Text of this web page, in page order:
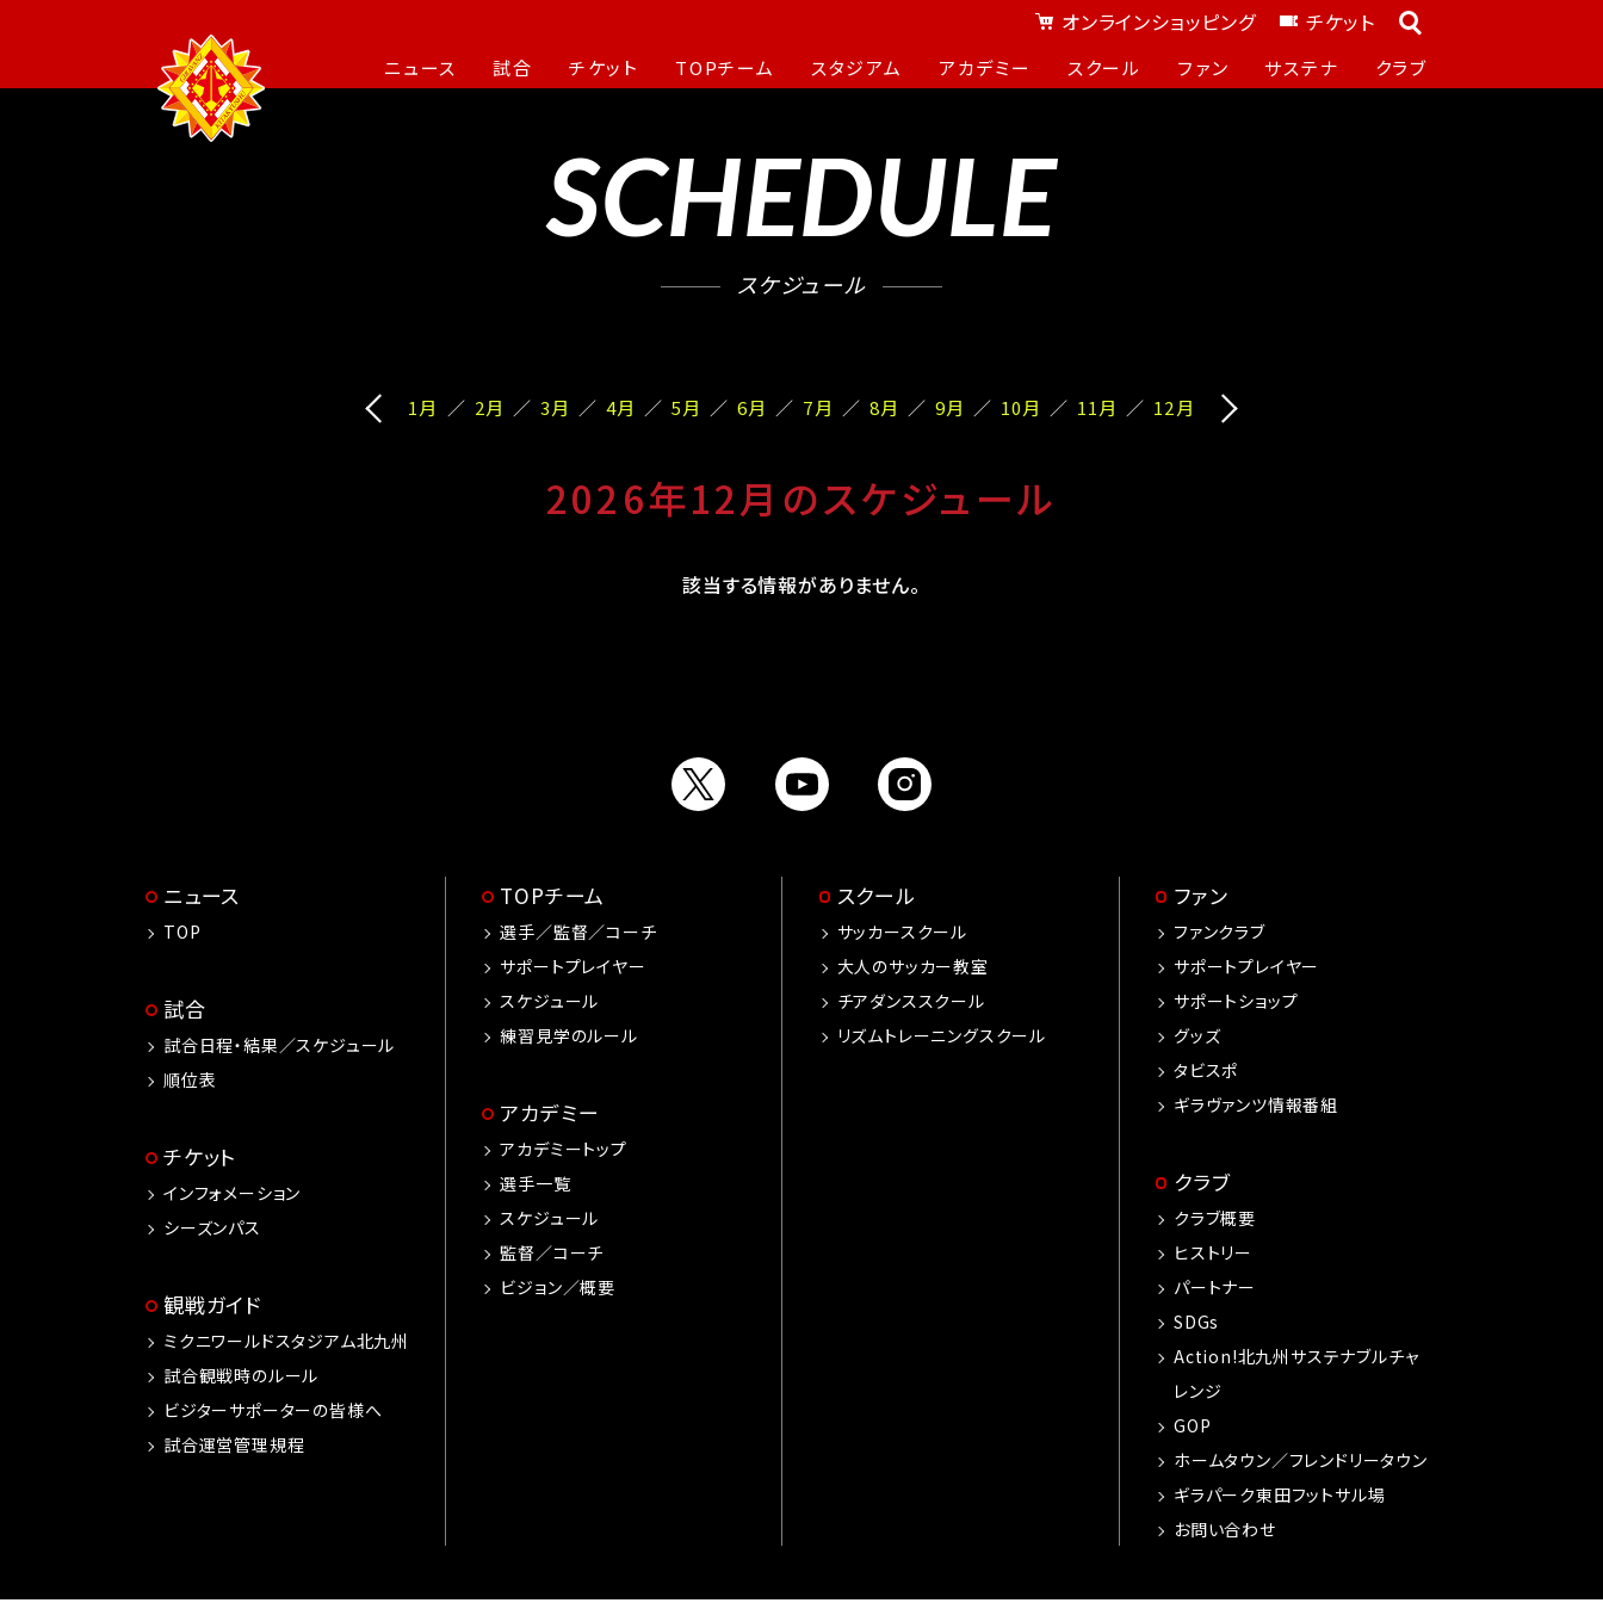
オンラインショッピング チケット
ニュース 試合 チケット TOPチーム スタジアム アカデミー スクール ファン サステナ クラブ
SCHEDULE
スケジュール
1月 2月 3月 4月 5月 6月 7月 8月 9月 10月 11月 12月
2026年12月のスケジュール
該当する情報がありません。
ニュース
TOP
試合
試合日程・結果／スケジュール
順位表
チケット
インフォメーション
シーズンパス
観戦ガイド
ミクニワールドスタジアム北九州
試合観戦時のルール
ビジターサポーターの皆様へ
試合運営管理規程
TOPチーム
選手／監督／コーチ
サポートプレイヤー
スケジュール
練習見学のルール
アカデミー
アカデミートップ
選手一覧
スケジュール
監督／コーチ
ビジョン／概要
スクール
サッカースクール
大人のサッカー教室
チアダンススクール
リズムトレーニングスクール
ファン
ファンクラブ
サポートプレイヤー
サポートショップ
グッズ
タビスポ
ギラヴァンツ情報番組
クラブ
クラブ概要
ヒストリー
パートナー
SDGs
Action!北九州サステナブルチャ
レンジ
GOP
ホームタウン／フレンドリータウン
ギラパーク東田フットサル場
お問い合わせ